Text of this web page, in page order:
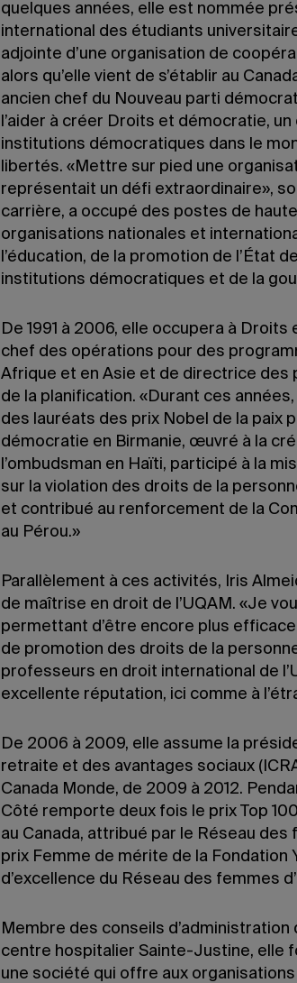
quelques années, elle est nommée
international des étudiants
adjointe d’une organisation de
alors qu’elle vient de s’établir au
ancien chef du Nouveau parti
l’aider à créer Droits et démocratie,
institutions démocratiques dans le
libertés. «Mettre sur pied une
représentait un défi extraordinaire»,
carrière, a occupé des postes de
organisations nationales et
l’éducation, de la promotion de l’État
institutions démocratiques et de la
De 1991 à 2006, elle occupera à
chef des opérations pour des
Afrique et en Asie et de directrice des
de la planification. «Durant ces
des lauréats des prix Nobel de la paix
démocratie en Birmanie, œuvré à la
l’ombudsman en Haïti, participé à la
sur la violation des droits de la
et contribué au renforcement de la
au Pérou.»
Parallèlement à ces activités, Iris
de maîtrise en droit de l’UQAM. «Je
permettant d’être encore plus
de promotion des droits de la
professeurs en droit international de
excellente réputation, ici comme à
De 2006 à 2009, elle assume la
retraite et des avantages sociaux
Canada Monde, de 2009 à 2012.
Côté remporte deux fois le prix Top
au Canada, attribué par le Réseau
prix Femme de mérite de la Fondation
d’excellence du Réseau des femmes
Membre des conseils
centre hospitalier Sainte-Justine, elle
une société qui offre aux